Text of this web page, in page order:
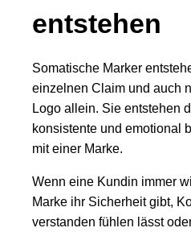
entstehen
Somatische Marker
einzelnen Claim und auch
Logo allein. Sie entstehen
konsistente und emotional
mit einer Marke.
Wenn eine Kundin immer
Marke ihr Sicherheit gibt,
verstanden fühlen lässt